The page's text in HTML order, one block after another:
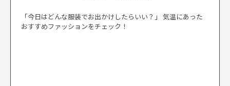
「今日はどんな服装でお出かけしたらいい？」 気温にあった
おすすめファッションをチェック！